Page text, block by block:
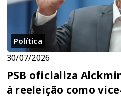
Política
30/07/2026
PSB oficializa
à reeleição como